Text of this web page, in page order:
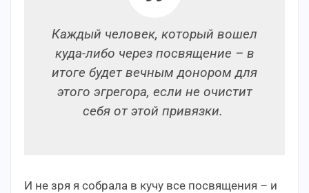
Каждый человек, который вошел
куда-либо через посвящение – в
итоге будет вечным донором для
этого эгрегора, если не очистит
себя от этой привязки.
И не зря я собрала в кучу все посвящения – и